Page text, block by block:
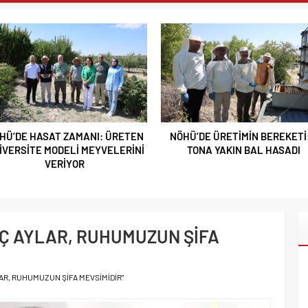
MURAT TEMUR TUĞGENERAL OLDU
ALPARSLAN KILINÇ KORGENERAL OLDU
GEÇGEL: “MESLEĞİMİZİN DÖNÜŞÜMÜ MASAYA YATIRILIYOR”
ÇALIŞTAYI IĞDIR’DA DÜZENLENECEK
REŞKO ZİRVESİ’NDE DALGALANDI
DÖNEMİ TANITIM TOPLANTISI DÜZENLENDİ
DERNEĞİNDEN HEMŞEHRİMİZ GAZETECİ YASEMİN
PLAKET
MİRASI NİĞDE’DE YÜKSELİYOR
TAŞIYAN YARIŞMA SONUÇLANDI
TİGAD IĞDIR ÇALIŞTAYINDA KONUŞTU: ”TÜRKİYE YENİ BİR
ÜRETİMİN BEREKETİ: 3
TONA YAKIN BAL HASADI
BOR’DA ASIM EREN
SONA DOĞRU
AYLAR, RUHUMUZUN ŞİFA
RUHUMUZUN ŞİFA MEVSİMİDİR”